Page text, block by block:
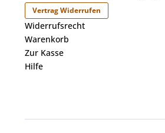
Vertrag Widerrufen
Widerrufsrecht
Warenkorb
Zur Kasse
Hilfe